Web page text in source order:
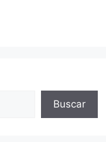
Buscar